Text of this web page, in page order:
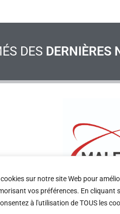
sur notre site Web pour
vos préférences. En cliquant
à l'utilisation de TOUS les
DES DERNIÈRES
LE RÈGLEMENT INTÉRIEUR DU